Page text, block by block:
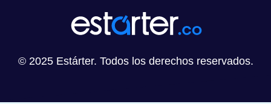
© 2025 Estárter. Todos los derechos reservados.